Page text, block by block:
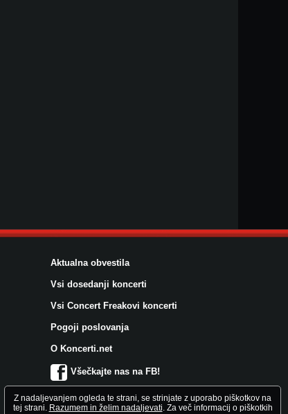
Aktualna obvestila
Vsi dosedanji koncerti
Vsi Concert Freakovi koncerti
Pogoji poslovanja
O Koncerti.net
Všečkajte nas na FB!
Z nadaljevanjem ogleda te strani, se strinjate z uporabo piškotkov na
tej strani. Razumem in želim nadaljevati. Za več informacij o piškotkih